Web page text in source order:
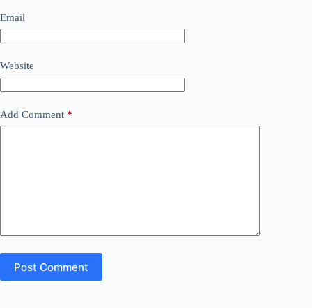
Email
Website
Add Comment *
Post Comment